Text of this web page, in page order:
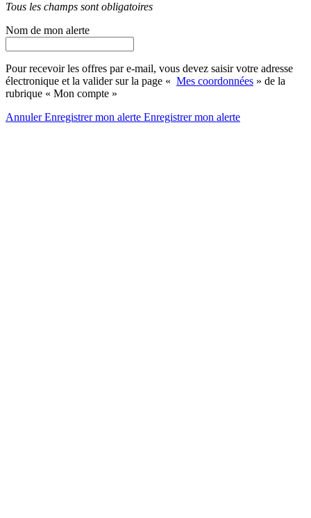
Tous les champs sont obligatoires
Nom de mon alerte
Pour recevoir les offres par e-mail, vous devez saisir votre adresse
électronique et la valider sur la page « Mes coordonnées » de la
rubrique « Mon compte »
AnnulerEnregistrer mon alerte Enregistrermon alerte